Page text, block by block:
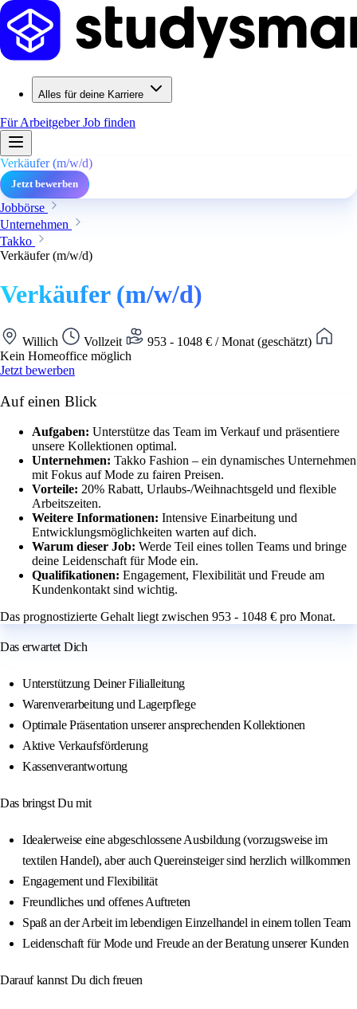
Alles für deine Karriere
Für ArbeitgeberJob finden
Verkäufer (m/w/d)
Jetzt bewerben
Jobbörse
Unternehmen
Takko
Verkäufer (m/w/d)
Verkäufer (m/w/d)
Willich Vollzeit
953 - 1048 € / Monat (geschätzt)
Kein Homeoffice möglich
Jetzt bewerben
Auf einen Blick
Aufgaben: Unterstütze das Team im Verkauf und präsentiere
unsere Kollektionen optimal.
Unternehmen: Takko Fashion – ein dynamisches Unternehmen
mit Fokus auf Mode zu fairen Preisen.
Vorteile: 20% Rabatt, Urlaubs-/Weihnachtsgeld und flexible
Arbeitszeiten.
Weitere Informationen: Intensive Einarbeitung und
Entwicklungsmöglichkeiten warten auf dich.
Warum dieser Job: Werde Teil eines tollen Teams und bringe
deine Leidenschaft für Mode ein.
Qualifikationen: Engagement, Flexibilität und Freude am
Kundenkontakt sind wichtig.
Das prognostizierte Gehalt liegt zwischen 953 - 1048 € pro Monat.
Das erwartet Dich
Unterstützung Deiner Filialleitung
Warenverarbeitung und Lagerpflege
Optimale Präsentation unserer ansprechenden Kollektionen
Aktive Verkaufsförderung
Kassenverantwortung
Das bringst Du mit
Idealerweise eine abgeschlossene Ausbildung (vorzugsweise im
textilen Handel), aber auch Quereinsteiger sind herzlich willkommen
Engagement und Flexibilität
Freundliches und offenes Auftreten
Spaß an der Arbeit im lebendigen Einzelhandel in einem tollen Team
Leidenschaft für Mode und Freude an der Beratung unserer Kunden
Darauf kannst Du dich freuen